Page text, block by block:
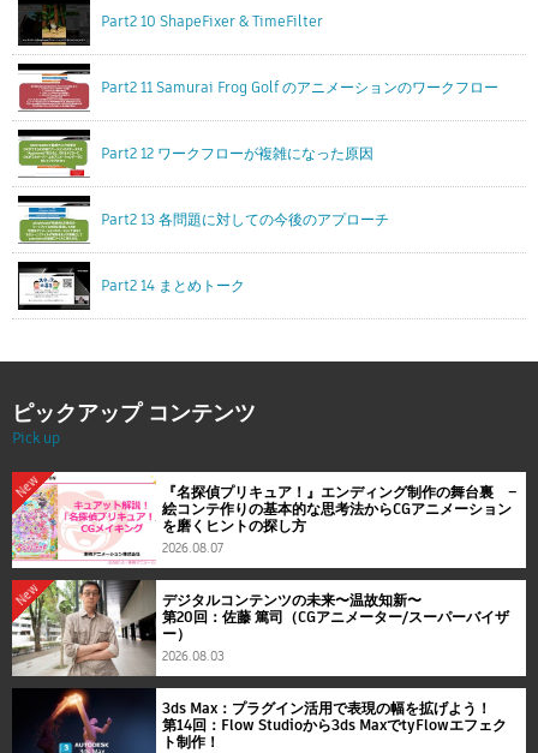
Part2 10 ShapeFixer & TimeFilter
Part2 11 Samurai Frog Golf のアニメーションのワークフロー
Part2 12 ワークフローが複雑になった原因
Part2 13 各問題に対しての今後のアプローチ
Part2 14 まとめトーク
ピックアップ コンテンツ
Pick up
New
『名探偵プリキュア！』エンディング制作の舞台裏 ―
絵コンテ作りの基本的な思考法からCGアニメーション
を磨くヒントの探し方
2026.08.07
New
デジタルコンテンツの未来〜温故知新〜
第20回：佐藤 篤司（CGアニメーター/スーパーバイザ
ー）
2026.08.03
3ds Max：プラグイン活用で表現の幅を拡げよう！
第14回：Flow Studioから3ds MaxでtyFlowエフェク
ト制作！